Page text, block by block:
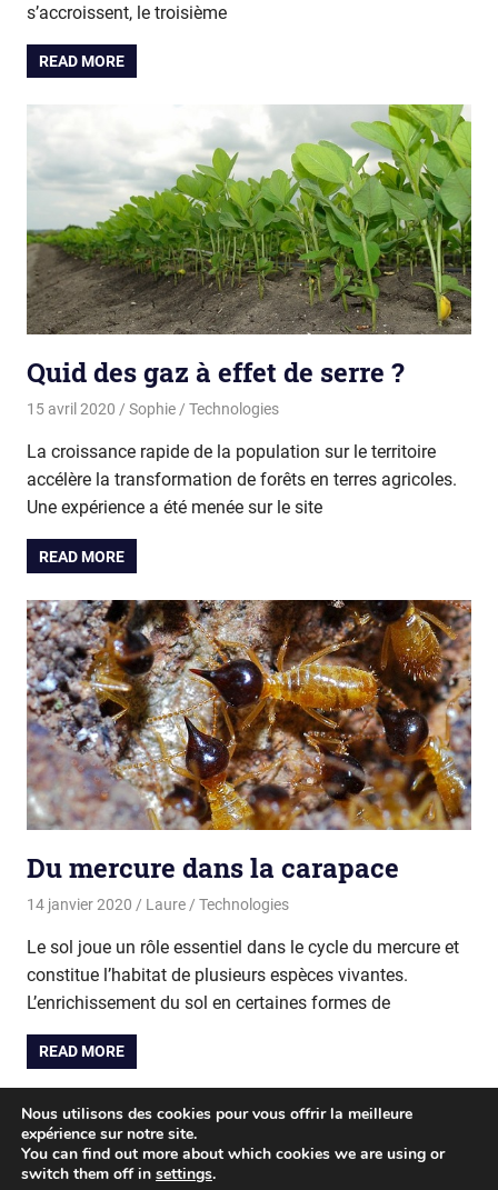
s’accroissent, le troisième
READ MORE
Quid des gaz à effet de serre ?
15 avril 2020 Sophie Technologies
La croissance rapide de la population sur le territoire
accélère la transformation de forêts en terres agricoles.
Une expérience a été menée sur le site
READ MORE
Du mercure dans la carapace
14 janvier 2020 Laure Technologies
Le sol joue un rôle essentiel dans le cycle du mercure et
constitue l’habitat de plusieurs espèces vivantes.
L’enrichissement du sol en certaines formes de
READ MORE
Pagination
des
1 2
Next
Posts
»
Nous utilisons des cookies pour vous offrir la meilleure
expérience sur notre site.
You can find out more about which cookies we are using or
switch them off in settings.